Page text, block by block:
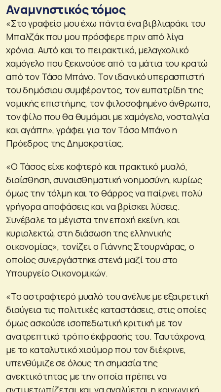
Αναμνηστικός τόμος
«Στο γραφείο μου έχω πάντα ένα βιβλιαράκι του
Μπαλζάκ που μου πρόσφερε πριν από λίγα
χρόνια. Αυτό και το πειρακτικό, μελαγχολικό
χαμόγελο που ξεκινούσε από τα μάτια του κρατώ
από τον Τάσο Μπάνο. Τον ιδανικό υπερασπιστή
του δημόσιου συμφέροντος, τον ευπατρίδη της
νομικής επιστήμης, τον φιλοσοφημένο άνθρωπο,
τον φίλο που θα θυμάμαι με χαμόγελο, νοσταλγία
και αγάπη», γράφει για τον Τάσο Μπάνο η
Πρόεδρος της Δημοκρατίας.
«Ο Τάσος είχε κοφτερό και πρακτικό μυαλό,
διαίσθηση, συναισθηματική νοημοσύνη, κυρίως
όμως την τόλμη και το θάρρος να παίρνει πολύ
γρήγορα αποφάσεις και να βρίσκει λύσεις.
Συνέβαλε τα μέγιστα την εποχή εκείνη, και
κυριολεκτώ, στη διάσωση της ελληνικής
οικονομίας», τονίζει ο Γιάννης Στουρνάρας, ο
οποίος συνεργάστηκε στενά μαζί του στο
Υπουργείο Οικονομικών.
«Το αστραφτερό μυαλό του ανέλυε με εξαιρετική
διαύγεια τις πολιτικές καταστάσεις, στις οποίες
όμως ασκούσε ισοπεδωτική κριτική με τον
ανατρεπτικό τρόπο έκφρασής του. Ταυτόχρονα,
με το καταλυτικό χιούμορ που τον διέκρινε,
υπενθύμιζε σε όλους τη σημασία της
ανεκτικότητας με την οποία πρέπει να
αντιμετωπίζεται και να αναλύεται η κοινωνική